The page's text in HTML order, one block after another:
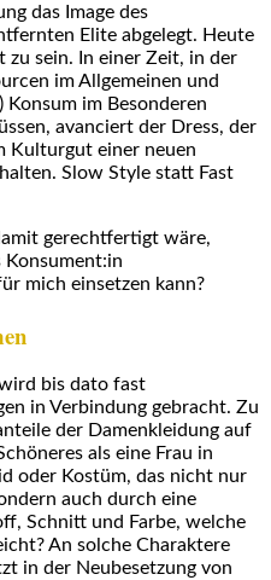
das Image des
Elite abgelegt. Heute
zu sein. In einer Zeit, in der
im Allgemeinen und
im Besonderen
avanciert der Dress, der
Kulturgut einer neuen
Slow Style statt Fast
gerechtfertigt wäre,
Konsument:in
mich einsetzen kann?
bis dato fast
in Verbindung gebracht. Zu
der Damenkleidung auf
als eine Frau in
oder Kostüm, das nicht nur
auch durch eine
Schnitt und Farbe, welche
An solche Charaktere
in der Neubesetzung von